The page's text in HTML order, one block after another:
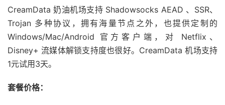
CreamData 奶油机场支持 Shadowsocks AEAD 、SSR、
Trojan 多种协议，拥有海量节点之外，也提供定制的
Windows/Mac/Android 官方客户端，对 Netflix、
Disney+ 流媒体解锁支持度也很好。CreamData 机场支持
1元试用3天。
套餐价格：